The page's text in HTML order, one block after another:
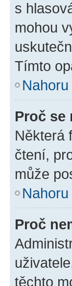
s
mohou
Tímto
Nahoru
Proč se
Některá
čtení,
může
Nahoru
Proč
těchto